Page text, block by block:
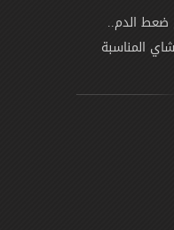
ضعط الدم..
المناسبة